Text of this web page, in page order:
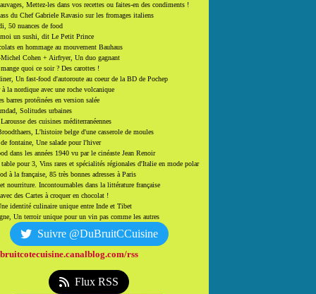
Mettez-les dans vos recettes ou faites-en des condiments !
du Chef Gabriele Ravasio sur les fromages italiens
50 nuances de food
moi un sushi, dit Le Petit Prince
en hommage au mouvement Bauhaus
Michel Cohen + Airfryer, Un duo gagnant
quoi ce soir ? Des carottes !
Un fast-food d'autoroute au coeur de la BD de Pochep
la nordique avec une roche volcanique
barres protéinées en version salée
Solitudes urbaines
des cuisines méditerranéennes
L'histoire belge d'une casserole de moules
fontaine, Une salade pour l'hiver
dans les années 1940 vu par le cinéaste Jean Renoir
pour 3, Vins rares et spécialités régionales d'Italie en mode polar
à la française, 85 très bonnes adresses à Paris
nourriture. Incontournables dans la littérature française
des Cartes à croquer en chocolat !
identité culinaire unique entre Inde et Tibet
Un terroir unique pour un vin pas comme les autres
Suivre @DuBruitCCuisine
rss
Flux RSS